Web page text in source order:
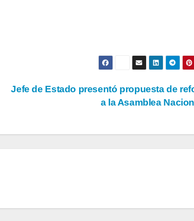
Jefe de Estado presentó propuesta de
a la Asamblea